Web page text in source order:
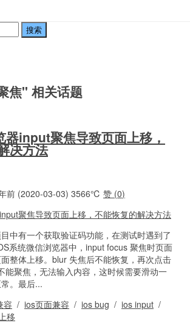
焦" 相关话题
器input聚焦导致页面上移，
决方法
前 (2020-03-03) 3566℃ 赞 (0)
中有一个获取验证码功能，在测试时遇到了
系统微信浏览器中，input focus 聚焦时页面
整体上移。blur 失焦后不能恢复，再次点击
能聚焦，无法输入内容，这时候需要滑动一
。最后...
容 / ios页面兼容 / ios bug / ios input /
移